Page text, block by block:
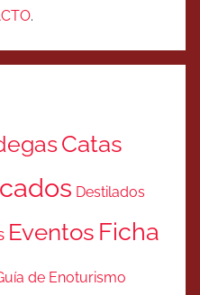
.
Catas
Destilados
Eventos Ficha
de Enoturismo